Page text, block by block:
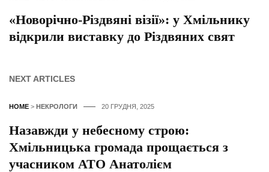
«Новорічно-Різдвяні візії»: у Хмільнику
відкрили виставку до Різдвяних свят
NEXT ARTICLES
HOME > НЕКРОЛОГИ 20 ГРУДНЯ, 2025
Назавжди у небесному строю:
Хмільницька громада прощається з
учасником АТО Анатолієм